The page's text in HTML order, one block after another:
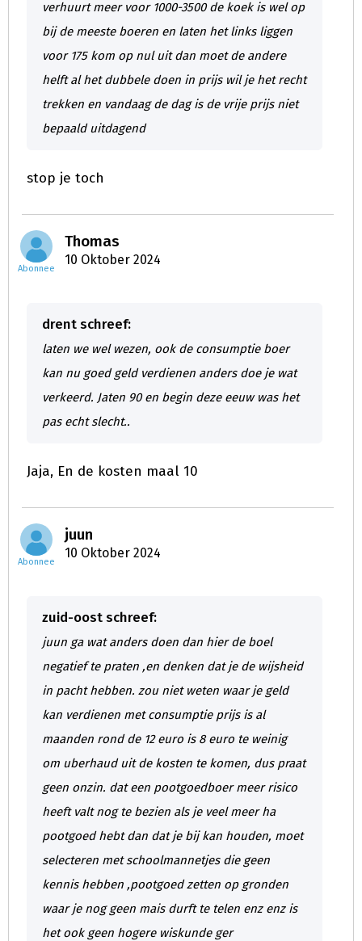
verhuurt meer voor 1000-3500 de koek is wel op
bij de meeste boeren en laten het links liggen
voor 175 kom op nul uit dan moet de andere
helft al het dubbele doen in prijs wil je het recht
trekken en vandaag de dag is de vrije prijs niet
bepaald uitdagend
stop je toch
Abonnee
Thomas
10 Oktober 2024
drent schreef:
laten we wel wezen, ook de consumptie boer
kan nu goed geld verdienen anders doe je wat
verkeerd. Jaten 90 en begin deze eeuw was het
pas echt slecht..
Jaja, En de kosten maal 10
Abonnee
juun
10 Oktober 2024
zuid-oost schreef:
juun ga wat anders doen dan hier de boel
negatief te praten ,en denken dat je de wijsheid
in pacht hebben. zou niet weten waar je geld
kan verdienen met consumptie prijs is al
maanden rond de 12 euro is 8 euro te weinig
om uberhaud uit de kosten te komen, dus praat
geen onzin. dat een pootgoedboer meer risico
heeft valt nog te bezien als je veel meer ha
pootgoed hebt dan dat je bij kan houden, moet
selecteren met schoolmannetjes die geen
kennis hebben ,pootgoed zetten op gronden
waar je nog geen mais durft te telen enz enz is
het ook geen hogere wiskunde ger